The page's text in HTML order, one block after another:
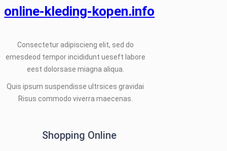
online-kleding-kopen.info
Consectetur adipiscieng elit, sed do
emesdeod tempor incididunt ueseft labore
eest dolorsase miagna aliqua.
Quis ipsum suspendisse ultrsices gravidai
Risus commodo viverra maecenas.
Shopping Online